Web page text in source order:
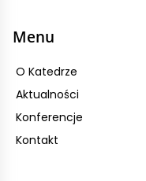
Menu
O Katedrze
Aktualności
Konferencje
Kontakt